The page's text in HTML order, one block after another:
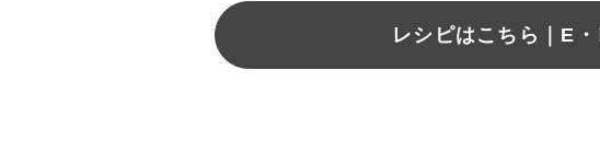
レシピはこちら｜E